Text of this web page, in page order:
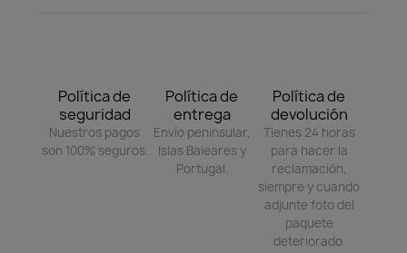
Política de
seguridad
Nuestros pagos
son 100% seguros.
Política de
entrega
Envío peninsular,
Islas Baleares y
Portugal.
Política de
devolución
Tienes 24 horas
para hacer la
reclamación,
siempre y cuando
adjunte foto del
paquete
deteriorado.